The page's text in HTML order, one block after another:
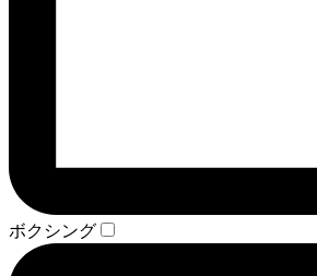
ボクシング